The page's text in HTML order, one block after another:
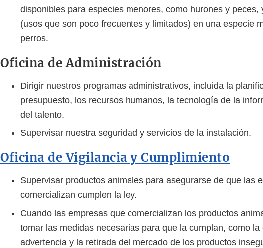
disponibles para especies menores, como hurones y peces,
(usos que son poco frecuentes y limitados) en una especie
perros.
Oficina de Administración
Dirigir nuestros programas administrativos, incluida la
presupuesto, los recursos humanos, la tecnología de la
del talento.
Supervisar nuestra seguridad y servicios de la instalación.
Oficina de Vigilancia y Cumplimiento
Supervisar productos animales para asegurarse de que las
comercializan cumplen la ley.
Cuando las empresas que comercializan los productos
tomar las medidas necesarias para que la cumplan, como
advertencia y la retirada del mercado de los productos